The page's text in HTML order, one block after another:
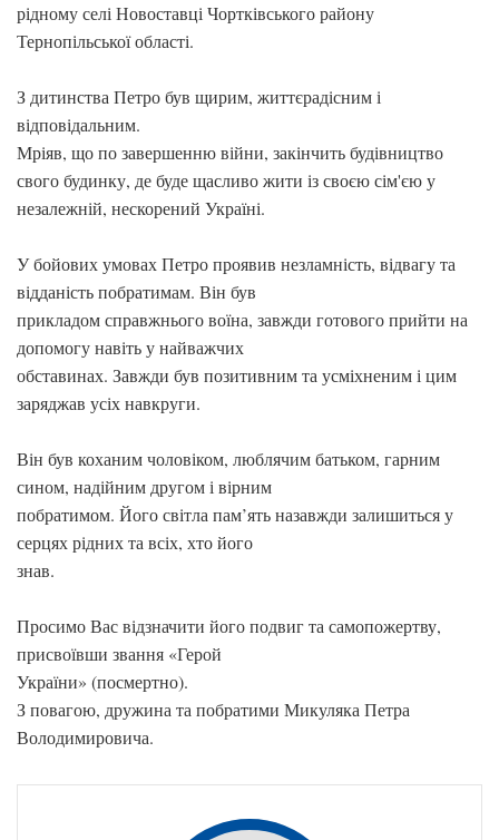
рідному селі Новоставці Чортківського району
Тернопільської області.
З дитинства Петро був щирим, життєрадісним і
відповідальним.
Мріяв, що по завершенню війни, закінчить будівництво
свого будинку, де буде щасливо жити із своєю сім'єю у
незалежній, нескорений Україні.
У бойових умовах Петро проявив незламність, відвагу та
відданість побратимам. Він був
прикладом справжнього воїна, завжди готового прийти на
допомогу навіть у найважчих
обставинах. Завжди був позитивним та усміхненим і цим
заряджав усіх навкруги.
Він був коханим чоловіком, люблячим батьком, гарним
сином, надійним другом і вірним
побратимом. Його світла пам’ять назавжди залишиться у
серцях рідних та всіх, хто його
знав.
Просимо Вас відзначити його подвиг та самопожертву,
присвоївши звання «Герой
України» (посмертно).
З повагою, дружина та побратими Микуляка Петра
Володимировича.